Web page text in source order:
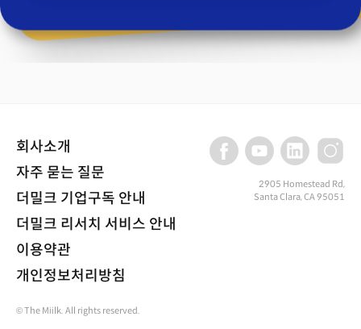
회사소개
자주 묻는 질문
더밀크 기업구독 안내
더밀크 리서치 서비스 안내
이용약관
개인정보처리방침
2905 Homestead Rd,
Santa Clara, CA 95051
© The Miilk. All rights reserved.